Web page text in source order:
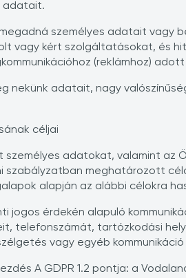
adatait.
személyes adatait vagy
vagy kért szolgáltatásokat, és
(reklámhoz)
nekünk adatait, nagy
céljai
adatokat, valamint az
meghatározott
alapján az alábbi célokra
jogos érdekén alapuló
telefonszámát, tartózkodási
vagy egyéb
A GDPR 1.2 pontja: a